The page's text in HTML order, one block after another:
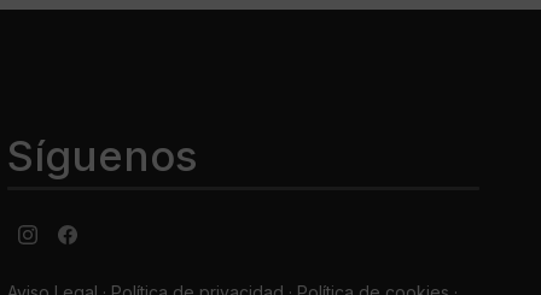
Síguenos